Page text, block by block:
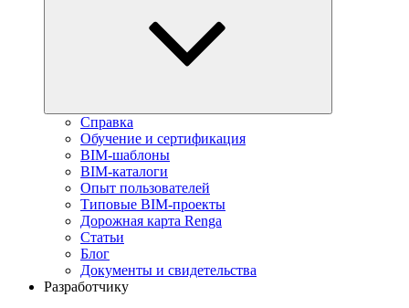
Справка
Обучение и сертификация
BIM-шаблоны
BIM-каталоги
Опыт пользователей
Типовые BIM-проекты
Дорожная карта Renga
Статьи
Блог
Документы и свидетельства
Разработчику